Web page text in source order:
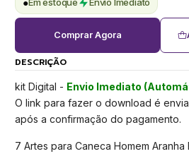
●
Comprar Agora
DESCRIÇÃO
kit Digital - Envio Imediato
O link para fazer o download é
após a confirmação do pagamento.
7 Artes para Caneca Homem